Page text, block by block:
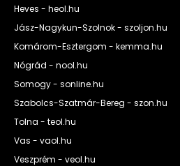
Heves - heol.hu
Jász-Nagykun-Szolnok - szoljon.hu
Komárom-Esztergom - kemma.hu
Nógrád - nool.hu
Somogy - sonline.hu
Szabolcs-Szatmár-Bereg - szon.hu
Tolna - teol.hu
Vas - vaol.hu
Veszprém - veol.hu